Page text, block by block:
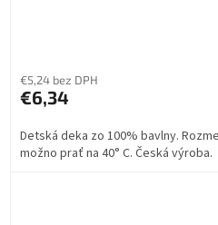
€5,24 bez DPH
€6,34
Detská deka zo 100% bavlny.
možno prať na 40° C. Česká výroba.